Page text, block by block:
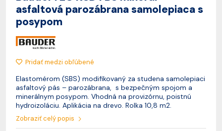
asfaltová parozábrana samolepiaca s
posypom
Pridať medzi obľúbené
Elastomérom (SBS) modifikovaný za studena samolepiaci
asfaltový pás – parozábrana, s bezpečným spojom a
minerálnym posypom. Vhodná na provizórnu, poistnú
hydroizoláciu. Aplikácia na drevo. Rolka 10,8 m2.
Zobraziť celý popis